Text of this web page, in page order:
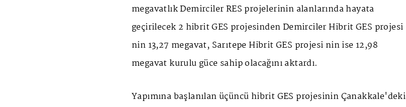
megavatlık Demirciler RES projelerinin alanlarında hayata
geçirilecek 2 hibrit GES projesinden Demirciler Hibrit GES projesi
nin 13,27 megavat, Sarıtepe Hibrit GES projesi nin ise 12,98
megavat kurulu güce sahip olacağını aktardı.
Yapımına başlanılan üçüncü hibrit GES projesinin Çanakkale'deki